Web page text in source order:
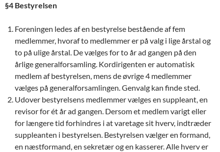
§4 Bestyrelsen
Foreningen ledes af en bestyrelse bestående af fem
medlemmer, hvoraf to medlemmer er på valg i lige årstal og
to på ulige årstal. De vælges for to år ad gangen på den
årlige generalforsamling. Kordirigenten er automatisk
medlem af bestyrelsen, mens de øvrige 4 medlemmer
vælges på generalforsamlingen. Genvalg kan finde sted.
Udover bestyrelsens medlemmer vælges en suppleant, en
revisor for ét år ad gangen. Dersom et medlem varigt eller
for længere tid forhindres i at varetage sit hverv, indtræder
suppleanten i bestyrelsen. Bestyrelsen vælger en formand,
en næstformand, en sekretær og en kasserer. Alle hverv er